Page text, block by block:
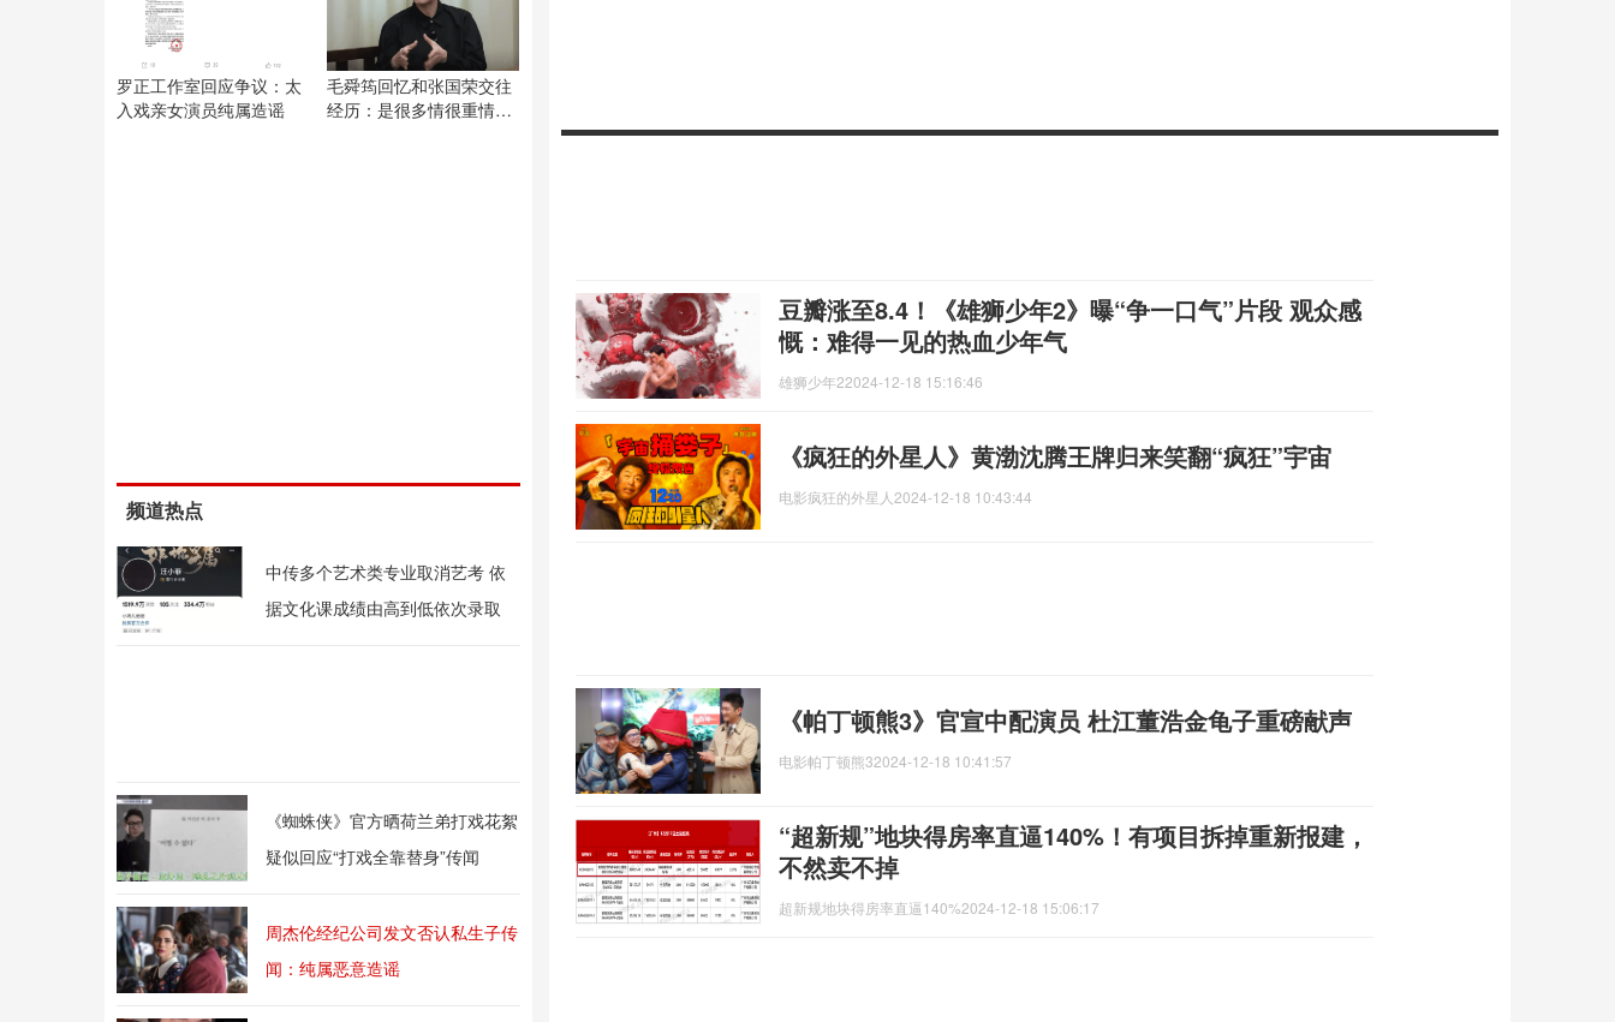
罗正工作室回应争议：太
入戏亲女演员纯属造谣
毛舜筠回忆和张国荣交往
经历：是很多情很重情的
频道热点
中传多个艺术类专业取消艺考 依
据文化课成绩由高到低依次录取
《蜘蛛侠》官方晒荷兰弟打戏花絮
疑似回应“打戏全靠替身”传闻
周杰伦经纪公司发文否认私生子传
闻：纯属恶意造谣
豆瓣涨至8.4！《雄狮少年2》曝“争一口气”片段 观众感
慨：难得一见的热血少年气
雄狮少年22024-12-18 15:16:46
《疯狂的外星人》黄渤沈腾王牌归来笑翻“疯狂”宇宙
电影疯狂的外星人 2024-12-18 10:43:44
《帕丁顿熊3》官宣中配演员 杜江董浩金龟子重磅献声
电影帕丁顿熊32024-12-18 10:41:57
“超新规”地块得房率直逼140%！有项目拆掉重新报建，
不然卖不掉
超新规地块得房率直逼140%2024-12-18 15:06:17